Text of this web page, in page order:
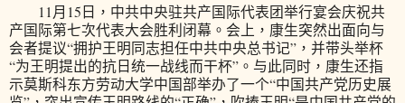
11月15日，中共中央驻共产国际代表团举行宴会庆祝共
产国际第七次代表大会胜利闭幕。会上，康生突然出面向与
会者提议“拥护王明同志担任中共中央总书记”，并带头举杯
“为王明提出的抗日统一战线而干杯”。与此同时，康生还指
示莫斯科东方劳动大学中国部举办了一个“中国共产党历史展